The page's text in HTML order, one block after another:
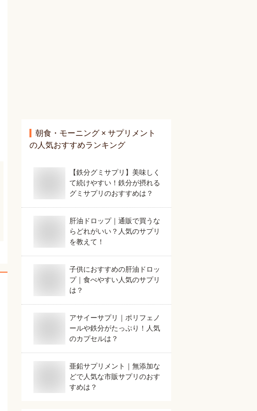
朝食・モーニング × サプリメント
の人気おすすめランキング
【鉄分グミサプリ】美味しく
て続けやすい！鉄分が摂れる
グミサプリのおすすめは？
肝油ドロップ｜通販で買うな
らどれがいい？人気のサプリ
を教えて！
子供におすすめの肝油ドロッ
プ｜食べやすい人気のサプリ
は？
アサイーサプリ｜ポリフェノ
ールや鉄分がたっぷり！人気
のカプセルは？
亜鉛サプリメント｜無添加な
どで人気な市販サプリのおす
すめは？